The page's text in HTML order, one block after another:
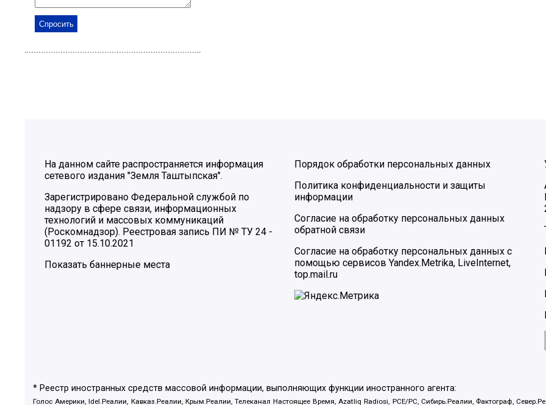
На данном сайте распространяется информация
сетевого издания "Земля Таштыпская".
Зарегистрировано Федеральной службой по
надзору в сфере связи, информационных
технологий и массовых коммуникаций
(Роскомнадзор). Реестровая запись ПИ № ТУ 24 -
01192 от 15.10.2021
Показать баннерные места
Порядок обработки персональных данных
Политика конфиденциальности и защиты
информации
Согласие на обработку персональных данных
обратной связи
Согласие на обработку персональных данных с
помощью сервисов Yandex.Metrika, LiveInternet,
top.mail.ru
* Реестр иностранных средств массовой информации, выполняющих функции иностранного агента:
Голос Америки, Idel.Реалии, Кавказ.Реалии, Крым.Реалии, Телеканал Настоящее Время, Azatliq Radiosi, PCE/PC, Сибирь.Реалии, Фактограф,